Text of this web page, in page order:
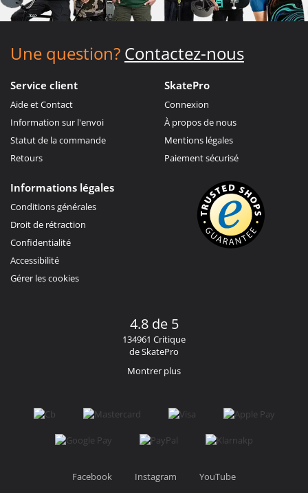
Une question? Contactez-nous
Service client
Aide et Contact
Information sur l'envoi
Statut de la commande
Retours
SkatePro
Connexion
À propos de nous
Mentions légales
Paiement sécurisé
Informations légales
Conditions générales
Droit de rétraction
Confidentialité
Accessibilité
Gérer les cookies
4.8 de 5
134961 Critique
de SkatePro
Montrer plus
Facebook Instagram YouTube